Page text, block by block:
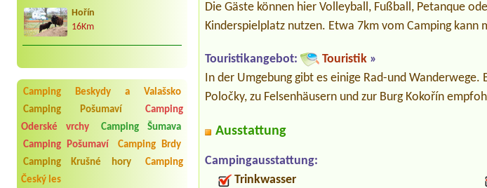
Hořín
16Km
Camping Beskydy a Valašsko
Camping Pošumaví
Camping
Oderské vrchy
Camping Šumava
Camping Pošumaví
Camping Brdy
Camping Krušné hory
Camping
Český les
Die Gäste können hier Volleyball, Fußball, Petanque
Kinderspielplatz nutzen. Etwa 7km vom Camping
Touristikangebot: Touristik »
In der Umgebung gibt es einige Rad-und
Poločky, zu Felsenhäusern und zur Burg Kokořín
Ausstattung
Campingausstattung:
Trinkwasser